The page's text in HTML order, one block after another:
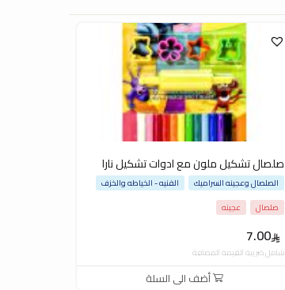
صلصال تشكيل ملون مع ادوات تشكيل نارا
7.00
الصلصال وعجينه السراميك
الفنيه - الخياطه والخزف
صلصال
عجينه
شامل ضريبة القيمة المضافة
أضف الى السلة